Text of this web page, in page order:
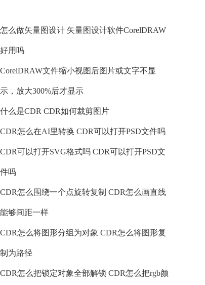
怎么做矢量图设计 矢量图设计软件CorelDRAW
好用吗
CorelDRAW文件缩小视图后图片或文字不显
示，放大300%后才显示
什么是CDR CDR如何裁剪图片
CDR怎么在AI里转换 CDR可以打开PSD文件吗
CDR可以打开SVG格式吗 CDR可以打开PSD文
件吗
CDR怎么围绕一个点旋转复制 CDR怎么画直线
能够间距一样
CDR怎么将图形分组为对象 CDR怎么将图形复
制为路径
CDR怎么把锁定对象全部解锁 CDR怎么把rgb颜